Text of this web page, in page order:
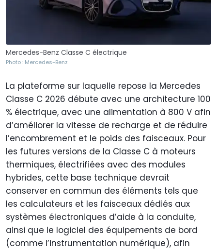
Mercedes-Benz Classe C électrique
Photo : Mercedes-Benz
La plateforme sur laquelle repose la Mercedes
Classe C 2026 débute avec une architecture 100
% électrique, avec une alimentation à 800 V afin
d’améliorer la vitesse de recharge et de réduire
l’encombrement et le poids des faisceaux. Pour
les futures versions de la Classe C à moteurs
thermiques, électrifiées avec des modules
hybrides, cette base technique devrait
conserver en commun des éléments tels que
les calculateurs et les faisceaux dédiés aux
systèmes électroniques d’aide à la conduite,
ainsi que le logiciel des équipements de bord
(comme l’instrumentation numérique), afin